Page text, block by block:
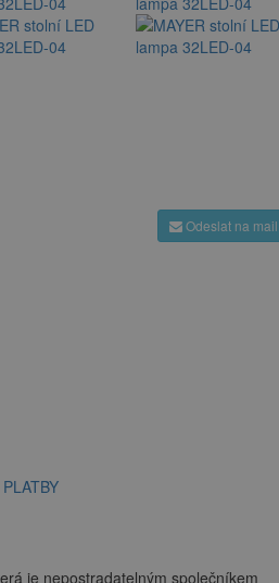
Odeslat na mail
je nepostradatelným společníkem